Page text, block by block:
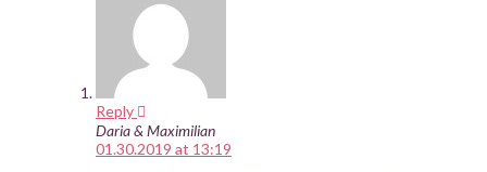
Reply
Daria & Maximilian
01.30.2019 at 13:19